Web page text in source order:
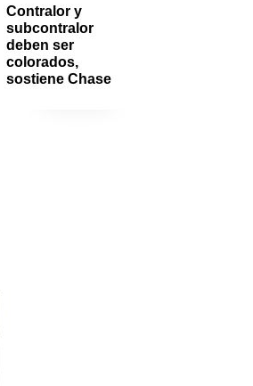
Contralor y
subcontralor
deben ser
colorados,
sostiene Chase